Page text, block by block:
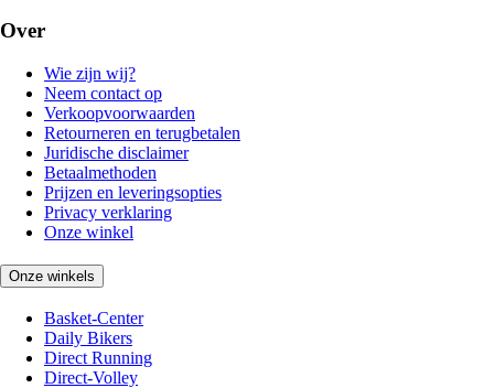
Over
Wie zijn wij?
Neem contact op
Verkoopvoorwaarden
Retourneren en terugbetalen
Juridische disclaimer
Betaalmethoden
Prijzen en leveringsopties
Privacy verklaring
Onze winkel
Onze winkels
Basket-Center
Daily Bikers
Direct Running
Direct-Volley